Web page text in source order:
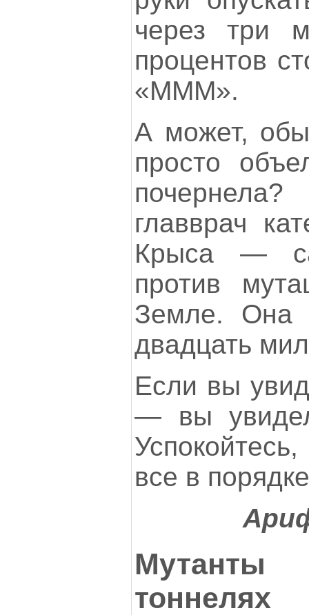
через три
процентов
«МММ».
А может,
просто
почернела?
главврач
Крыса —
против
Земле. Она
двадцать
Если вы
— вы
все в
тоннелях